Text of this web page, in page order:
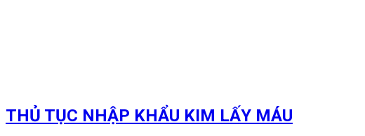
THỦ TỤC NHẬP KHẨU KIM LẤY MÁU